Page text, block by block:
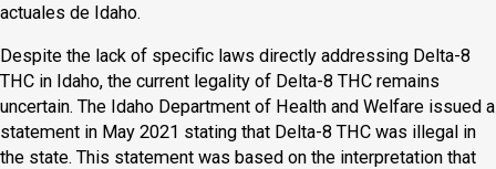
actuales de Idaho.
Despite the lack of specific laws directly addressing Delta-8
THC in Idaho, the current legality of Delta-8 THC remains
uncertain. The Idaho Department of Health and Welfare issued a
statement in May 2021 stating that Delta-8 THC was illegal in
the state. This statement was based on the interpretation that